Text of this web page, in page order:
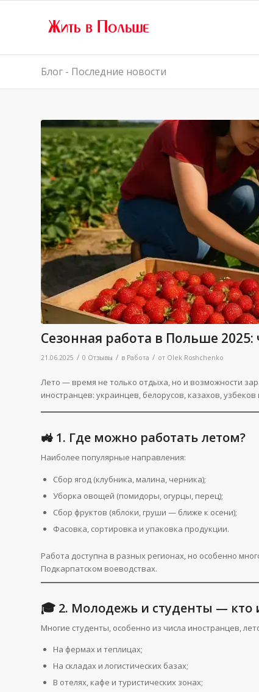
Блог - Последние новости
Сезонная работа в Польше
21.06.2025 / 0 Отзывы / в Работа / от Olek Roshchenko
Лето — время не только отдыха, но и возможности
иностранцев: украинцев, белорусов, казахов,
🚜 1. Где можно работать летом?
Наиболее популярные направления:
Сбор ягод (клубника, малина, черника);
Уборка овощей (помидоры, огурцы, перец);
Сбор фруктов (яблоки, груши — ближе к осени);
Фасовка, сортировка и упаковка продукции.
Работа доступна в разных регионах, но особенно
Подкарпатском воеводствах.
🎓 2. Молодежь и студенты — кто
Многие студенты, особенно из числа иностранцев,
На фермах и теплицах;
На складах и логистических базах;
В отелях, кафе и туристических зонах;